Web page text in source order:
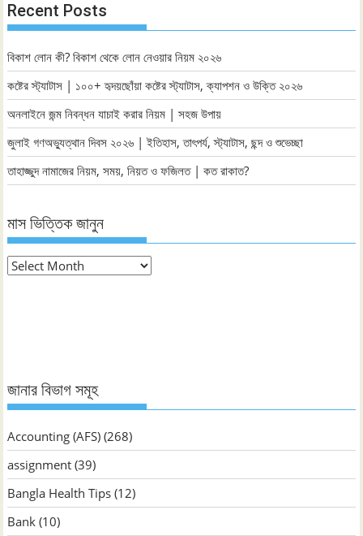
Recent Posts
বিকাশ লোন কী? বিকাশ থেকে লোন নেওয়ার নিয়ম ২০২৬
কষ্টের স্ট্যাটাস | ১০০+ হৃদয়ছোঁয়া কষ্টের স্ট্যাটাস, ক্যাপশন ও উক্তি ২০২৬
অনলাইনে জন্ম নিবন্ধন যাচাই করার নিয়ম | সহজ উপায়
জুলাই গণঅভ্যুত্থান দিবস ২০২৬ | ইতিহাস, তাৎপর্য, স্ট্যাটাস, ছন্দ ও শুভেচ্ছা
তাহাজ্জুদ নামাজের নিয়ম, সময়, নিয়ত ও ফজিলত | কত রাকাত?
মাস ভিত্তিক জানুন
মাস
জানার বিভাগ সমূহ
Accounting (AFS) (268)
assignment (39)
Bangla Health Tips (12)
Bank (10)